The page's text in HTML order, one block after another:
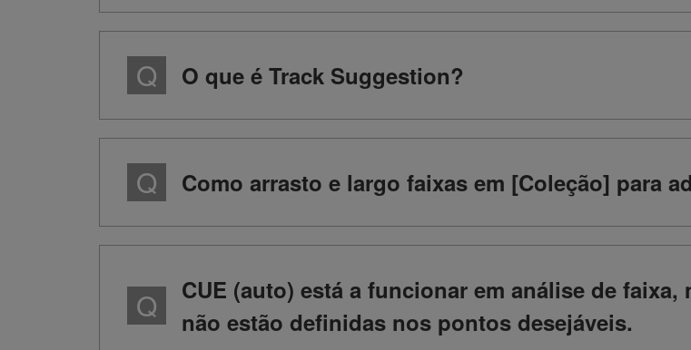
O que é Track Suggestion?
Como arrasto e largo faixas em [Coleção] para
CUE (auto) está a funcionar em análise de faixa,
não estão definidas nos pontos desejáveis.